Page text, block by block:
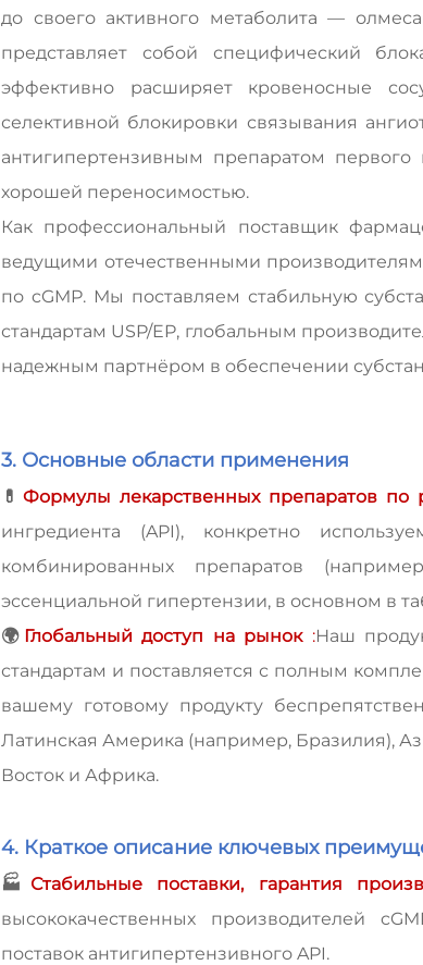
до своего активного метаболита —
представляет собой специфический
эффективно расширяет кровеносные
селективной блокировки связывания
антигипертензивным препаратом
хорошей переносимостью.
Как профессиональный поставщик
ведущими отечественными
по cGMP. Мы поставляем стабильную
стандартам USP/EP, глобальным
надежным партнёром в обеспечении
3. Основные области применения
💊 Формулы лекарственных препаратов по
ингредиента (API), конкретно
комбинированных препаратов
эссенциальной гипертензии, в основном в
🌍 Глобальный доступ на рынок :Наш
стандартам и поставляется с полным
вашему готовому продукту
Латинская Америка (например, Бразилия),
Восток и Африка.
4. Краткое описание ключевых
🏭 Стабильные поставки, гарантия
высококачественных производителей
поставок антигипертензивного API.